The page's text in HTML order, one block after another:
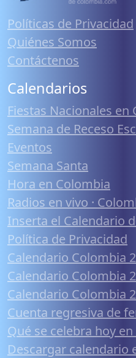
Políticas de Privacidad
Quiénes Somos
Contáctenos
Calendarios
Fiestas Nacionales en
Semana de Receso
Eventos
Semana Santa
Hora en Colombia
Radios en vivo ·
Inserta el Calendario
Política de Privacidad
Calendario Colombia
Calendario Colombia
Calendario Colombia
Cuenta regresiva de
Qué se celebra hoy
Descargar calendario